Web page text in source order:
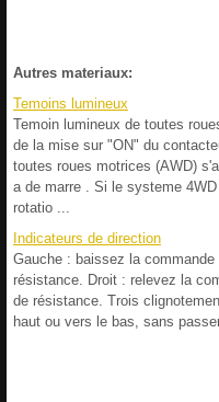
Autres materiaux:
Temoins lumineux
Temoin lumineux de toutes
de la mise sur "ON" du
toutes roues motrices (AWD)
a de marre . Si le systeme
rotatio ...
Indicateurs de direction
Gauche : baissez la
résistance. Droit : relevez la
de résistance. Trois
haut ou vers le bas, sans